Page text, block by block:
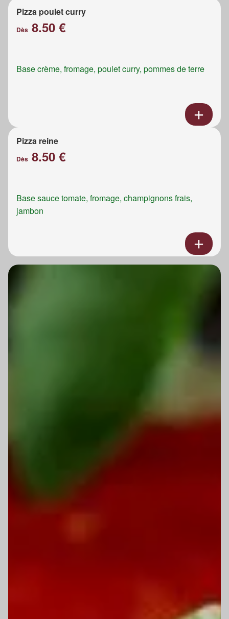
Pizza poulet curry
Dès 8.50 €
Base crème, fromage, poulet curry, pommes de terre
Pizza reine
Dès 8.50 €
Base sauce tomate, fromage, champignons frais,
jambon